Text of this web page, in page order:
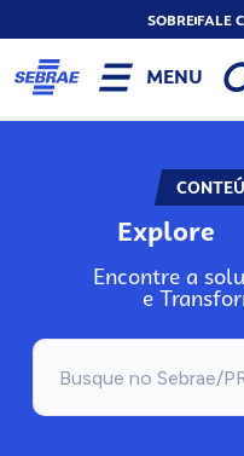
SOBREFALE
MENU
Explore
Encontre a
e